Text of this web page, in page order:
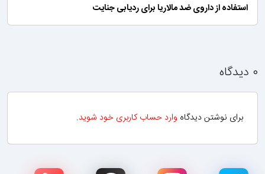
استفاده از داروی ضد مالاریا برای ردیابی جنایت
۰ دیدگاه
برای نوشتن دیدگاه وارد حساب کاربری خود شوید.